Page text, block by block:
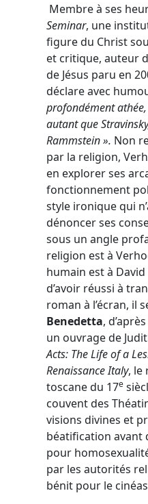
Membre à ses
Seminar, une
figure du Christ
et critique, auteur
de Jésus paru en
déclare avec
profondément
autant que
Rammstein ». Non
par la religion,
en explorer ses
fonctionnement
style ironique qui
dénoncer ses
sous un angle
religion est à
humain est à
d’avoir réussi à
roman à l’écran, il
Benedetta,
un ouvrage de
Acts: The Life of a
Renaissance Italy, le
toscane du 17e
couvent des
visions divines et
béatification avant
pour
par les autorités
bénit pour le